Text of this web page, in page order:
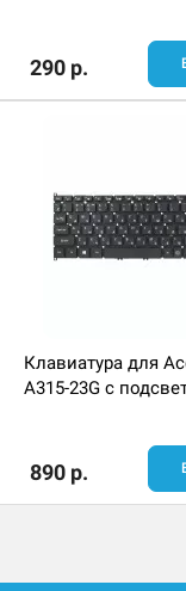
290 р.
Клавиатура для
A315-23G с
890 р.